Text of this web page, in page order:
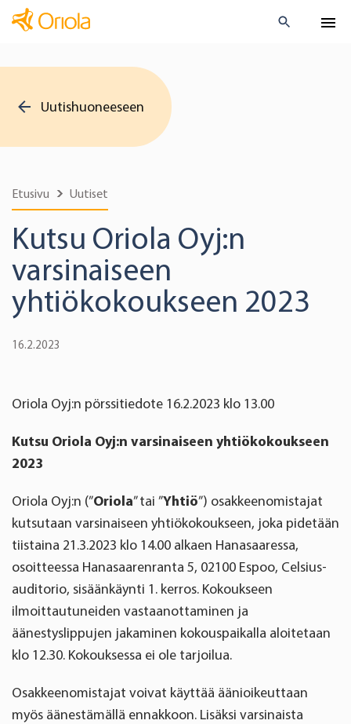
Uutishuoneeseen
Etusivu Uutiset
Kutsu Oriola Oyj:n
varsinaiseen
yhtiökokoukseen 2023
16.2.2023
Oriola Oyj:n pörssitiedote 16.2.2023 klo 13.00
Kutsu Oriola Oyj:n varsinaiseen yhtiökokoukseen
2023
Oriola Oyj:n (”Oriola” tai ”Yhtiö”) osakkeenomistajat
kutsutaan varsinaiseen yhtiökokoukseen, joka pidetään
tiistaina 21.3.2023 klo 14.00 alkaen Hanasaaressa,
osoitteessa Hanasaarenranta 5, 02100 Espoo, Celsius-
auditorio, sisäänkäynti 1. kerros. Kokoukseen
ilmoittautuneiden vastaanottaminen ja
äänestyslippujen jakaminen kokouspaikalla aloitetaan
klo 12.30. Kokouksessa ei ole tarjoilua.
Osakkeenomistajat voivat käyttää äänioikeuttaan
myös äänestämällä ennakkoon. Lisäksi varsinaista